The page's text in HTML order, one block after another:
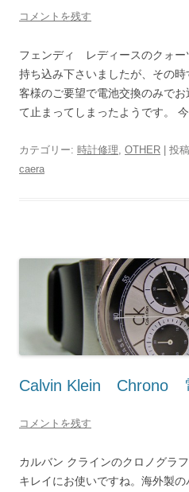
コメントを残す
フェンディ レディースのクォー
持ち込み下さいましたが、その
客様のご要望で電池交換のみで
て止まってしまったようです。
カテゴリー: 時計修理, OTHER | 投
caera
Calvin Klein Chrono
コメントを残す
カルバン クラインのクロノグラ
キレイにお使いですね。海外製